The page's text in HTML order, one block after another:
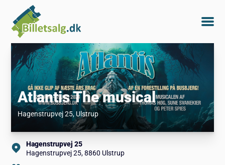
Atlantis The musical
Hagenstrupvej 25, Ulstrup
Hagenstrupvej 25
Hagenstrupvej 25, 8860 Ulstrup